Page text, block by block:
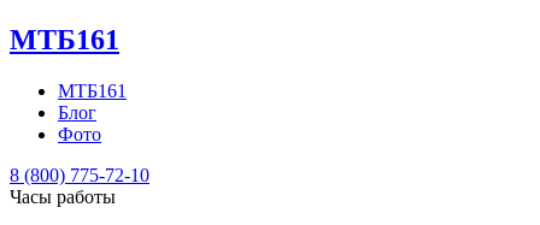
МТБ161
МТБ161
Блог
Фото
8 (800) 775-72-10
Часы работы